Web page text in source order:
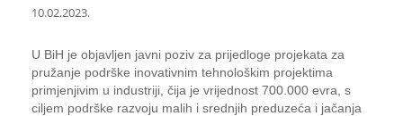
10.02.2023.
U BiH je objavljen javni poziv za prijedloge projekata za
pružanje podrške inovativnim tehnološkim projektima
primjenjivim u industriji, čija je vrijednost 700.000 evra, s
ciljem podrške razvoju malih i srednjih preduzeća i jačanja